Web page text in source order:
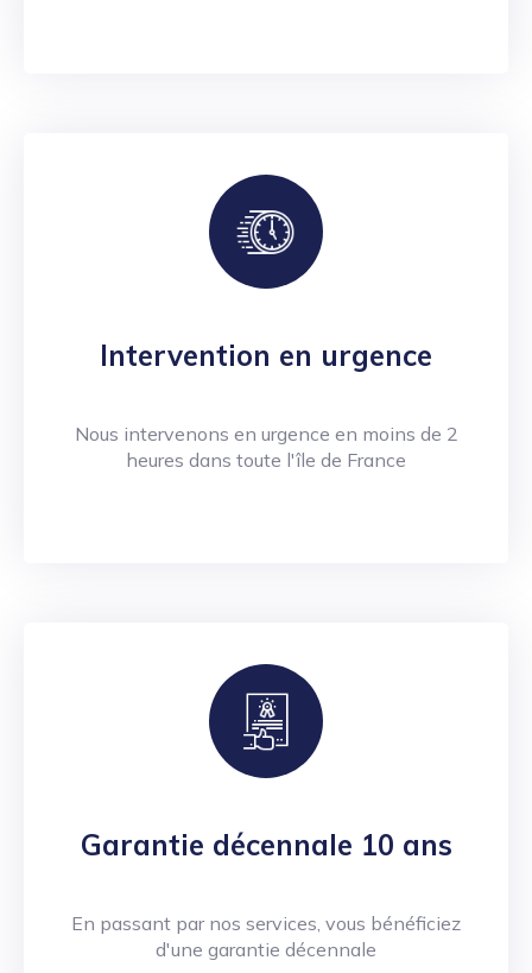
Intervention en urgence
Nous intervenons en urgence en moins de 2
heures dans toute l'île de France
Garantie décennale 10 ans
En passant par nos services, vous bénéficiez
d'une garantie décennale